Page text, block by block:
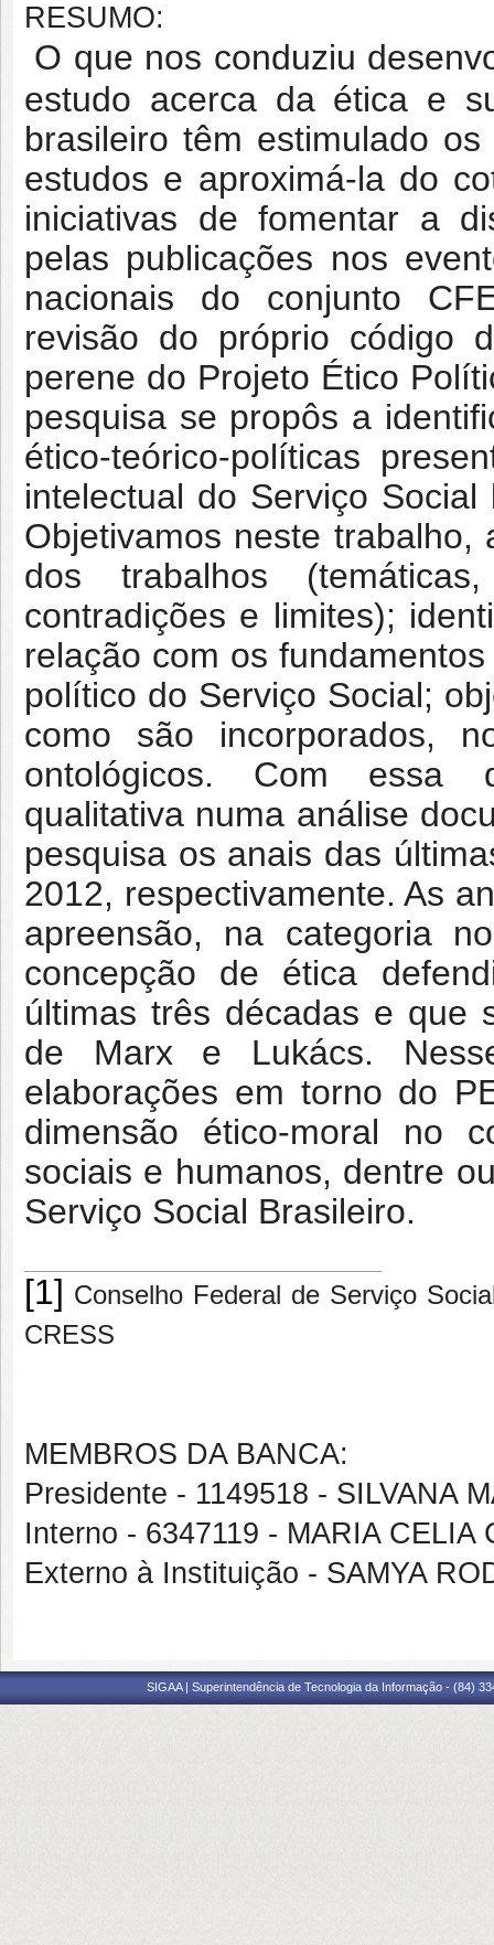
RESUMO:
O que nos conduziu
estudo acerca da ética e
brasileiro têm estimulado
estudos e aproximá-la do
iniciativas de fomentar a
pelas publicações nos
nacionais do conjunto
revisão do próprio código
perene do Projeto Ético
pesquisa se propôs a
ético-teórico-políticas
intelectual do Serviço
Objetivamos neste
dos trabalhos
contradições e limites);
relação com os
político do Serviço Social;
como são incorporados,
ontológicos. Com essa
qualitativa numa análise
pesquisa os anais das
2012, respectivamente. As
apreensão, na categoria
concepção de ética
últimas três décadas e que
de Marx e Lukács.
elaborações em torno do
dimensão ético-moral no
sociais e humanos, dentre
Serviço Social Brasileiro.
[1] Conselho Federal de Serviço
CRESS
MEMBROS DA BANCA:
Presidente - 1149518 - SILVANA
Interno - 6347119 - MARIA CELIA
Externo à Instituição - SAMYA
SIGAA | Superintendência de Tecnologia da Informação - (84)